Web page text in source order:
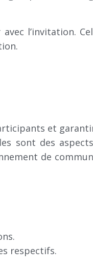
l’invitation.
et
sont des
de
respectifs.